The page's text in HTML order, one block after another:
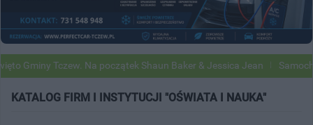
Gminy Tczew. Na początek Shaun Baker & Jessica Jean
KATALOG FIRM I INSTYTUCJI "OŚWIATA I NAUKA"